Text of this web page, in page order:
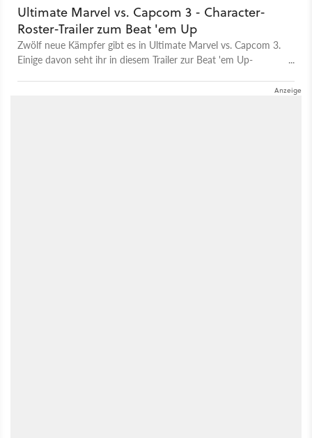
Ultimate Marvel vs. Capcom 3 - Character-
Roster-Trailer zum Beat 'em Up
Zwölf neue Kämpfer gibt es in Ultimate Marvel vs. Capcom 3.
Einige davon seht ihr in diesem Trailer zur Beat 'em Up-